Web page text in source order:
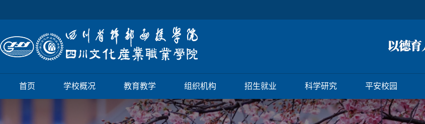
首页 学校概况 教育教学 组织机构 招生就业 科学研究 平安校园